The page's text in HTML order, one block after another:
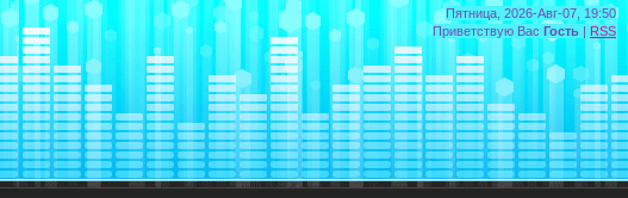
Пятница, 2026-Авг-07, 19:50
Приветствую Вас Гость | RSS